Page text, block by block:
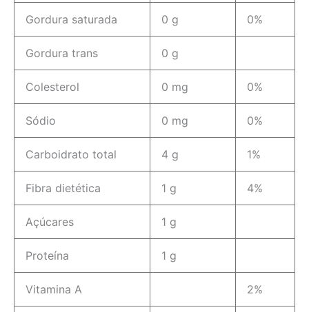
Gordura saturada 0 g 0%
Gordura trans 0 g
Colesterol 0 mg 0%
Sódio 0 mg 0%
Carboidrato total 4 g 1%
Fibra dietética 1 g 4%
Açúcares 1 g
Proteína 1 g
Vitamina A 2%